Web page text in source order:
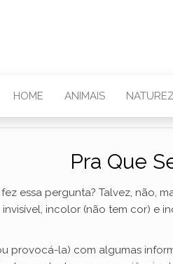
HOME ANIMAIS
Pra Que
essa pergunta? Talvez, não,
incolor (não tem cor) e
provocá-la) com algumas